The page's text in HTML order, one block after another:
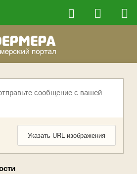
сообщение с вашей
Указать URL изображения